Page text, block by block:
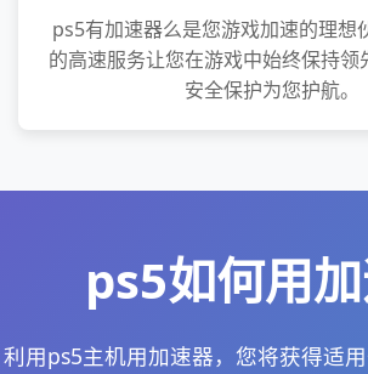
ps5有加速器么是您游戏加速的理想
的高速服务让您在游戏中始终保持领
安全保护为您护航。
ps5如何用
利用ps5主机用加速器，您将获得适